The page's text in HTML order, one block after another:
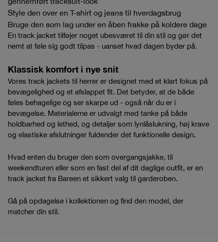
Style den over en T-shirt og jeans til hverdagsbrug
Bruge den som lag under en åben frakke på koldere dage
En track jacket tilføjer noget ubesværet til din stil og gør det
nemt at føle sig godt tilpas - uanset hvad dagen byder på.
Klassisk komfort i nye snit
Vores track jackets til herrer er designet med et klart fokus på
bevægelighed og et afslappet fit. Det betyder, at de både
føles behagelige og ser skarpe ud - også når du er i
bevægelse. Materialerne er udvalgt med tanke på både
holdbarhed og lethed, og detaljer som lynlåslukning, høj krave
og elastiske afslutninger fuldender det funktionelle design.
Hvad enten du bruger den som overgangsjakke, til
weekendturen eller som en fast del af dit daglige outfit, er en
track jacket fra Bareen et sikkert valg til garderoben.
Gå på opdagelse i kollektionen og find den model, der
matcher din stil.